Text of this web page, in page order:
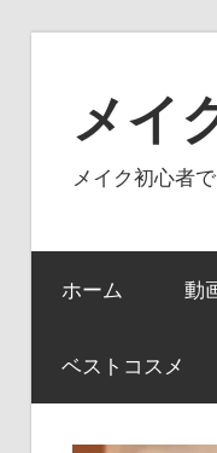
ス
メイ
メイク初心者
ホーム 動
ベストコスメ